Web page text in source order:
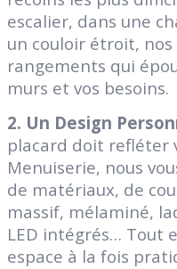
escalier, dans une
un couloir étroit,
rangements qui
murs et vos besoins.
2. Un Design
placard doit refléter
Menuiserie, nous
de matériaux, de
massif, mélaminé,
LED intégrés… Tout
espace à la fois